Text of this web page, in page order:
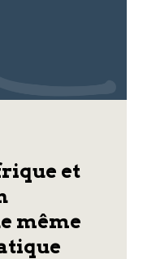
et
même